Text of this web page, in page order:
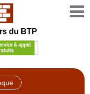
du BTP